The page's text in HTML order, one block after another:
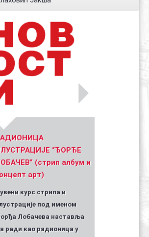
и духа Геза Шетет
стрипографија)
“ЂОРЂЕ
(стрип албум и
арт)
курс стрипа и
под именом
Лобачева наставља
ради као радионица у